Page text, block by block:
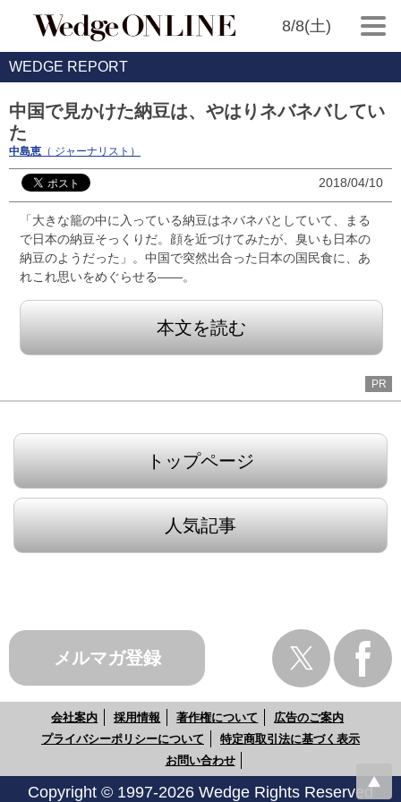
8/8(土)
WEDGE REPORT
中国で見かけた納豆は、やはりネバネバしてい
た
中島恵 （ ジャーナリスト）
2018/04/10
「大きな籠の中に入っている納豆はネバネバとしていて、まる
で日本の納豆そっくりだ。顔を近づけてみたが、臭いも日本の
納豆のようだった」。中国で突然出合った日本の国民食に、あ
れこれ思いをめぐらせる――。
本文を読む
PR
トップページ
人気記事
メルマガ登録
会社案内 採用情報 著作権について
広告のご案内
プライバシーポリシーについて
特定商取引法に基づく表示
お問い合わせ
Copyright © 1997-2026 Wedge Rights Reserved